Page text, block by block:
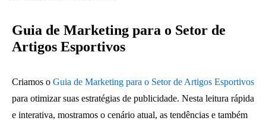
Guia de Marketing para o Setor de
Artigos Esportivos
Criamos o Guia de Marketing para o Setor de Artigos Esportivos
para otimizar suas estratégias de publicidade. Nesta leitura rápida
e interativa, mostramos o cenário atual, as tendências e também